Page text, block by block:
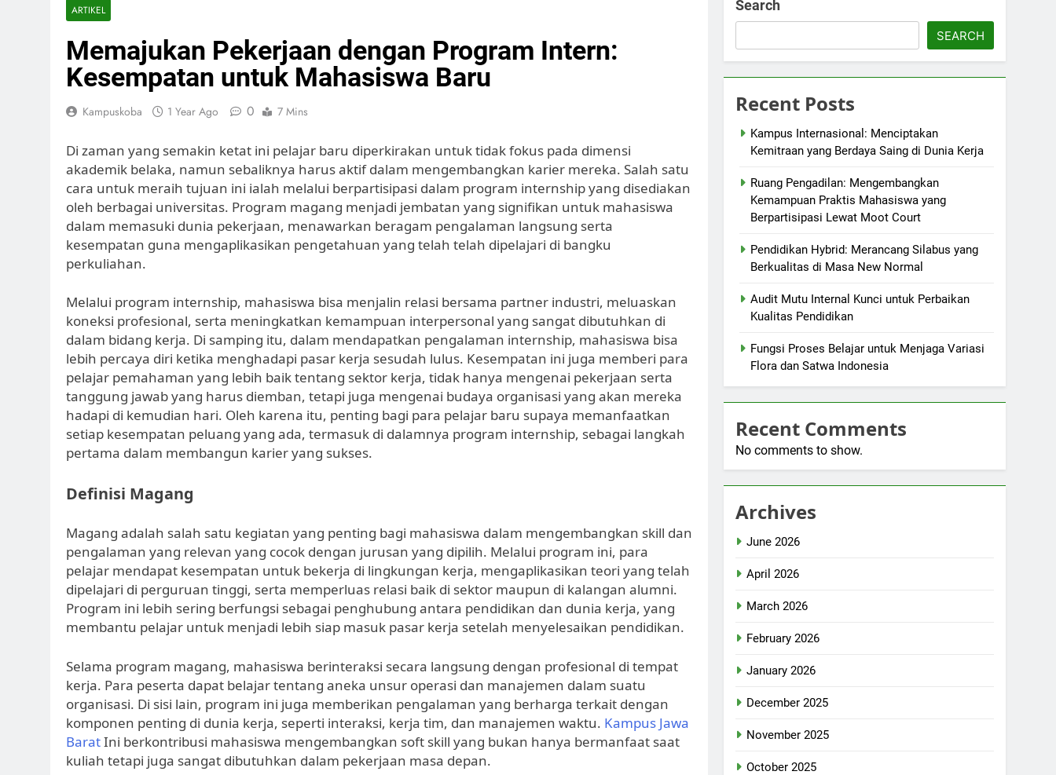
ARTIKEL
Memajukan Pekerjaan dengan Program Intern:
Kesempatan untuk Mahasiswa Baru
Kampuskoba 1 Year Ago 0 7 Mins
Di zaman yang semakin ketat ini pelajar baru diperkirakan untuk tidak fokus pada dimensi
akademik belaka, namun sebaliknya harus aktif dalam mengembangkan karier mereka. Salah satu
cara untuk meraih tujuan ini ialah melalui berpartisipasi dalam program internship yang disediakan
oleh berbagai universitas. Program magang menjadi jembatan yang signifikan untuk mahasiswa
dalam memasuki dunia pekerjaan, menawarkan beragam pengalaman langsung serta
kesempatan guna mengaplikasikan pengetahuan yang telah telah dipelajari di bangku
perkuliahan.
Melalui program internship, mahasiswa bisa menjalin relasi bersama partner industri, meluaskan
koneksi profesional, serta meningkatkan kemampuan interpersonal yang sangat dibutuhkan di
dalam bidang kerja. Di samping itu, dalam mendapatkan pengalaman internship, mahasiswa bisa
lebih percaya diri ketika menghadapi pasar kerja sesudah lulus. Kesempatan ini juga memberi para
pelajar pemahaman yang lebih baik tentang sektor kerja, tidak hanya mengenai pekerjaan serta
tanggung jawab yang harus diemban, tetapi juga mengenai budaya organisasi yang akan mereka
hadapi di kemudian hari. Oleh karena itu, penting bagi para pelajar baru supaya memanfaatkan
setiap kesempatan peluang yang ada, termasuk di dalamnya program internship, sebagai langkah
pertama dalam membangun karier yang sukses.
Definisi Magang
Magang adalah salah satu kegiatan yang penting bagi mahasiswa dalam mengembangkan skill dan
pengalaman yang relevan yang cocok dengan jurusan yang dipilih. Melalui program ini, para
pelajar mendapat kesempatan untuk bekerja di lingkungan kerja, mengaplikasikan teori yang telah
dipelajari di perguruan tinggi, serta memperluas relasi baik di sektor maupun di kalangan alumni.
Program ini lebih sering berfungsi sebagai penghubung antara pendidikan dan dunia kerja, yang
membantu pelajar untuk menjadi lebih siap masuk pasar kerja setelah menyelesaikan pendidikan.
Selama program magang, mahasiswa berinteraksi secara langsung dengan profesional di tempat
kerja. Para peserta dapat belajar tentang aneka unsur operasi dan manajemen dalam suatu
organisasi. Di sisi lain, program ini juga memberikan pengalaman yang berharga terkait dengan
komponen penting di dunia kerja, seperti interaksi, kerja tim, dan manajemen waktu. Kampus Jawa
BaratIni berkontribusi mahasiswa mengembangkan soft skill yang bukan hanya bermanfaat saat
kuliah tetapi juga sangat dibutuhkan dalam pekerjaan masa depan.
Search
SEARCH
Recent Posts
Kampus Internasional: Menciptakan
Kemitraan yang Berdaya Saing di Dunia Kerja
Ruang Pengadilan: Mengembangkan
Kemampuan Praktis Mahasiswa yang
Berpartisipasi Lewat Moot Court
Pendidikan Hybrid: Merancang Silabus yang
Berkualitas di Masa New Normal
Audit Mutu Internal Kunci untuk Perbaikan
Kualitas Pendidikan
Fungsi Proses Belajar untuk Menjaga Variasi
Flora dan Satwa Indonesia
Recent Comments
No comments to show.
Archives
June 2026
April 2026
March 2026
February 2026
January 2026
December 2025
November 2025
October 2025